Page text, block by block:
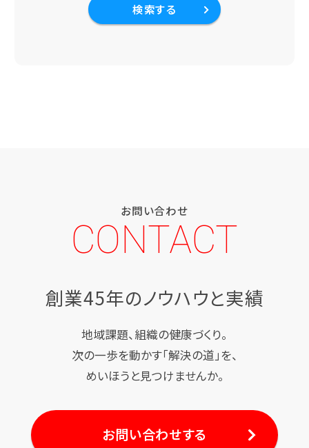
検索する
お問い合わせ
CONTACT
創業45年のノウハウと実績
地域課題、組織の健康づくり。
次の一歩を動かす「解決の道」を、
めいほうと見つけませんか。
お問い合わせする